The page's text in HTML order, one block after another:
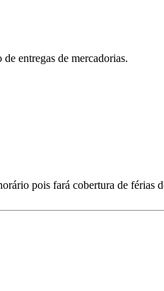
entregas de mercadorias.
pois fará cobertura de férias